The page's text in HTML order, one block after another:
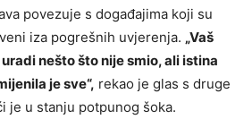
povezuje s događajima koji su
iza pogrešnih uvjerenja. „Vaš
nešto što nije smio, ali istina
je sve“, rekao je glas s druge
je u stanju potpunog šoka.